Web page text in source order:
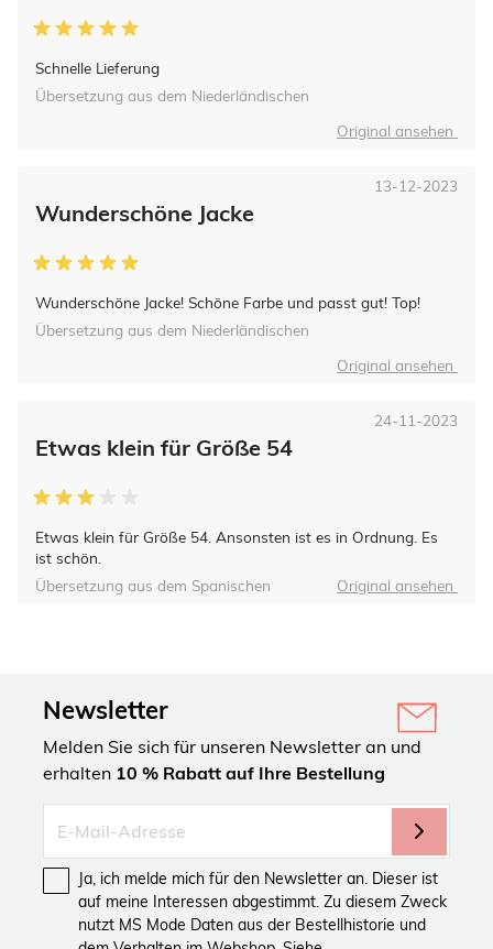
Schnelle Lieferung
Übersetzung aus dem Niederländischen
Original ansehen
Wunderschöne Jacke
Wunderschöne Jacke! Schöne Farbe und passt gut! Top!
13-12-2023
Übersetzung aus dem Niederländischen
Original ansehen
Etwas klein für Größe 54
Etwas klein für Größe 54. Ansonsten ist es in Ordnung. Es
ist schön.
24-11-2023
Übersetzung aus dem Spanischen Original ansehen
Newsletter
Melden Sie sich für unseren Newsletter an und
erhalten 10 % Rabatt auf Ihre Bestellung
Ja, ich melde mich für den Newsletter an. Dieser ist
auf meine Interessen abgestimmt. Zu diesem Zweck
nutzt MS Mode Daten aus der Bestellhistorie und